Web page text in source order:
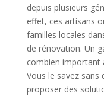
depuis plusieurs
effet, ces artisans
familles locales
de rénovation. Un
combien important
Vous le savez sans
proposer des